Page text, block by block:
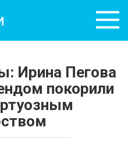
Ирина Пегова
покорили